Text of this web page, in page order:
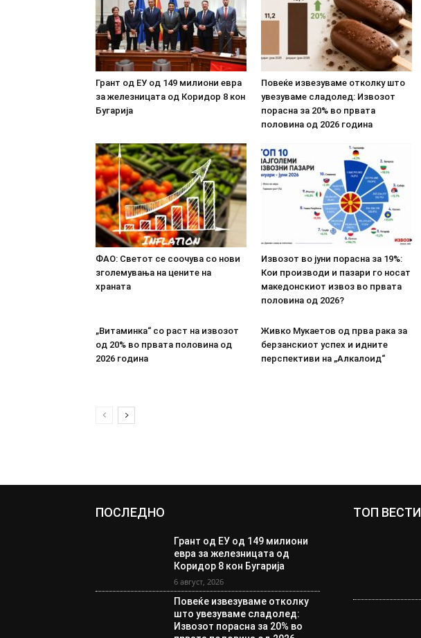
Грант од ЕУ од 149 милиони евра
за железницата од Коридор 8 кон
Бугарија
Повеќе извезуваме отколку што
увезуваме сладолед: Извозот
порасна за 20% во првата
половина од 2026 година
ФАО: Светот се соочува со нови
зголемувања на цените на
храната
Извозот во јуни порасна за 19%:
Кои производи и пазари го носат
македонскиот извоз во првата
половина од 2026?
„Витаминка“ со раст на извозот
од 20% во првата половина од
2026 година
Живко Мукаетов од прва рака за
берзанскиот успех и идните
перспективи на „Алкалоид“
ПОСЛЕДНО
Грант од ЕУ од 149 милиони
евра за железницата од
Коридор 8 кон Бугарија
6 август, 2026
Повеќе извезуваме отколку
што увезуваме сладолед:
Извозот порасна за 20% во
ТОП ВЕСТИ